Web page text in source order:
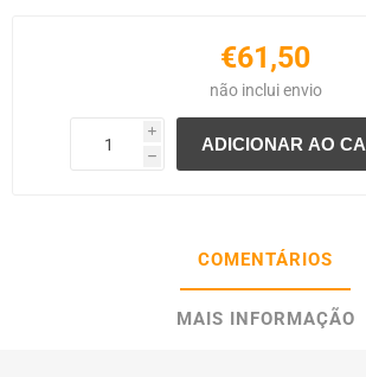
€61,50
não incluienvio
i
h
COMENTÁRIOS
MAIS INFORMAÇÃO